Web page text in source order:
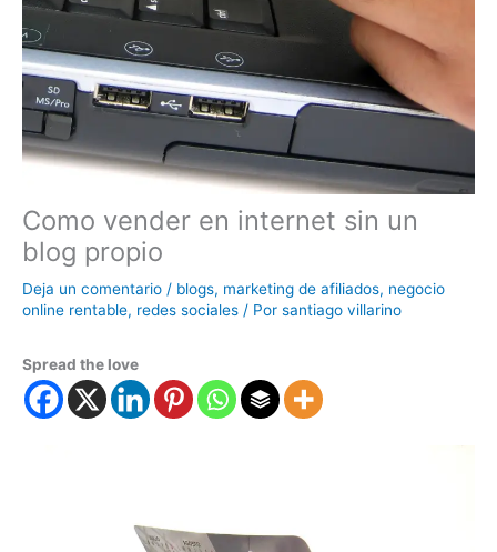
Como vender en internet sin un
blog propio
Deja un comentario / blogs, marketing de afiliados, negocio
online rentable, redes sociales / Por santiago villarino
Spread the love